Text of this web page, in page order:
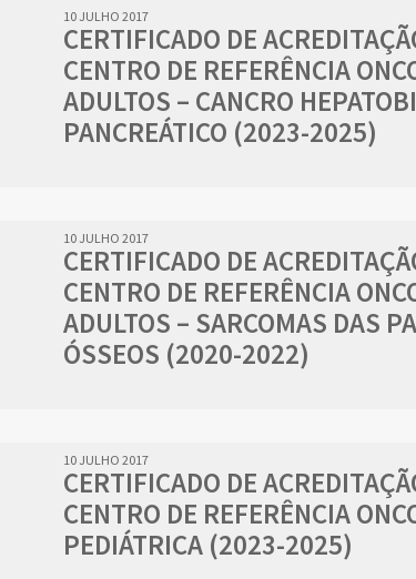
10 JULHO 2017
CERTIFICADO DE
CENTRO DE REFERÊNCIA
ADULTOS – CANCRO
PANCREÁTICO (2023-2025)
10 JULHO 2017
CERTIFICADO DE
CENTRO DE REFERÊNCIA
ADULTOS – SARCOMAS DAS
ÓSSEOS (2020-2022)
10 JULHO 2017
CERTIFICADO DE
CENTRO DE REFERÊNCIA
PEDIÁTRICA (2023-2025)